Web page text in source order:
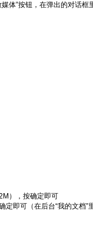
媒体”按钮，在弹出的对话
），按确定即可
定即可（在后台“我的文档